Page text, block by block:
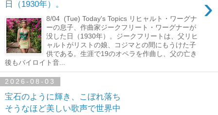
日（1930年）。 ›
8/04 (Tue) Today's Topics リヒャルト・ワーグナ
ーの息子、作曲家ジークフリート・ワーグナーが
没した日（1930年）。ジークフリートは、父リヒ
ャルトがリストの娘、コジマとの間にもうけた子
供である。生涯で19のオペラを作曲し、父の亡き
後もバイロイト音...
2026-08-03
宝石のように輝き、こぼれ落ち
そうなほど美しい歌声で世界中